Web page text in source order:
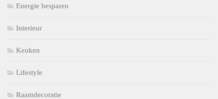
Energie besparen
Interieur
Keuken
Lifestyle
Raamdecoratie